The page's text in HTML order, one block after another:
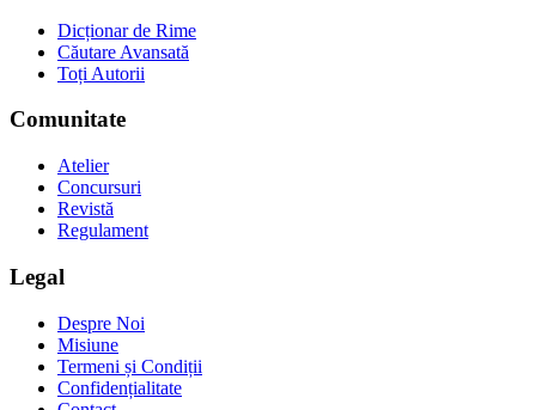
Dicționar de Rime
Căutare Avansată
Toți Autorii
Comunitate
Atelier
Concursuri
Revistă
Regulament
Legal
Despre Noi
Misiune
Termeni și Condiții
Confidențialitate